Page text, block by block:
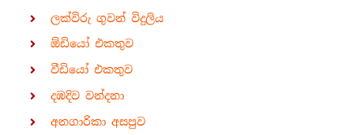
ලක්විරු ගුවන් විදුලිය
ඕඩියෝ එකතුව
වීඩියෝ එකතුව
දඹදිව වන්දනා
අනගාරිකා අසපුව